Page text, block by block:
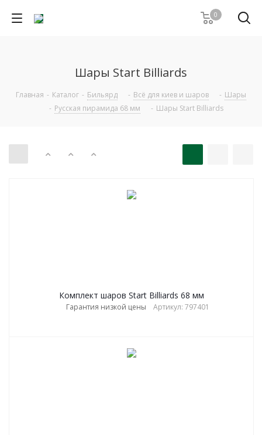
0
Шары Start Billiards
Главная - Каталог - Бильярд - Всё для киев и шаров - Шары
- Русская пирамида 68 мм - Шары Start Billiards
Комплект шаров Start Billiards 68 мм
Гарантия низкой цены Артикул: 797401